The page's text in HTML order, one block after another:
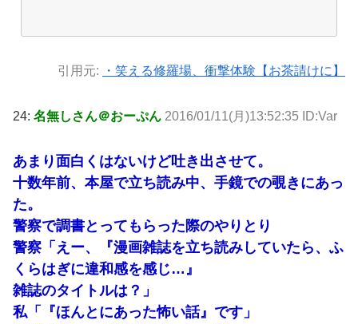
引用元: ・笑える修羅場、衝撃体験【お茶請けに】
24: 名無しさん＠おーぷん 2016/01/11(月)13:52:35 ID:Var
あまり面白くはないけど吐き出させて。
十数年前、本屋で立ち読み中、手鏡での覗きにあっ
た。
警察で調書とってもらった際のやりとり
警察「えー、『漫画雑誌を立ち読みしていたら、ふ
くらはぎに違和感を感じ…』
雑誌のタイトルは？」
私「『ほんとにあった怖い話』です」